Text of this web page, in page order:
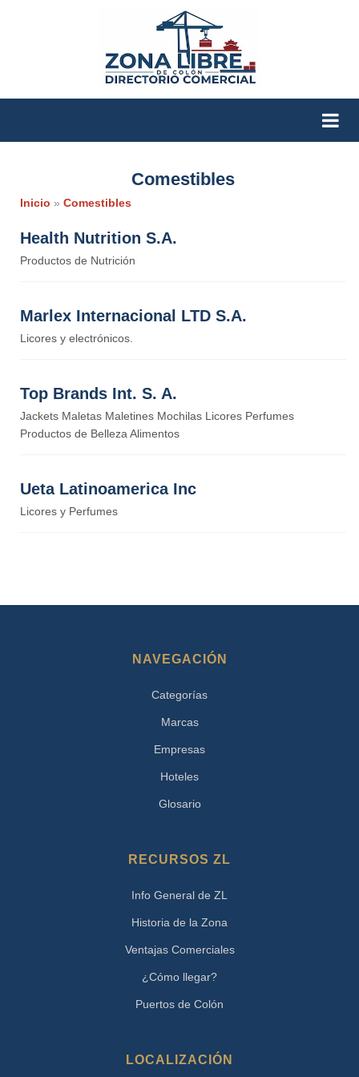
Comestibles
Inicio » Comestibles
Health Nutrition S.A.
Productos de Nutrición
Marlex Internacional LTD S.A.
Licores y electrónicos.
Top Brands Int. S. A.
Jackets Maletas Maletines Mochilas Licores Perfumes
Productos de Belleza Alimentos
Ueta Latinoamerica Inc
Licores y Perfumes
NAVEGACIÓN
Categorías
Marcas
Empresas
Hoteles
Glosario
RECURSOS ZL
Info General de ZL
Historia de la Zona
Ventajas Comerciales
¿Cómo llegar?
Puertos de Colón
LOCALIZACIÓN